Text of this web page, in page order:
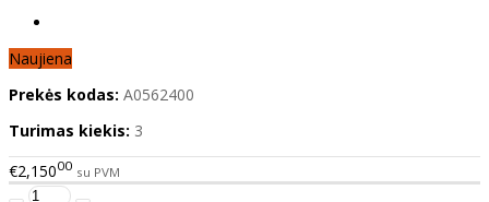
Naujiena
Prekės kodas: A0562400
Turimas kiekis: 3
€2,15000 su PVM